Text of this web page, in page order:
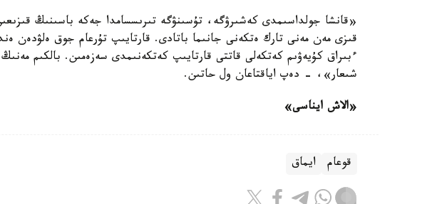
«قانشا جولداسىمدى كەشىرۋگە، تۇسىنۋگە تىرىسسامدا جەكە باسىنىڭ
قىزى مەن مەنى تارك ەتكەنى جانىما باتادى. قارتايىپ تۇرعام جوق ەلۋدەن
ءبىراق كۇيەۋىم كەتكەلى قاتتى قارتايىپ كەتكەنىمدى سەزەمىن. بالكىم
شىعار»، - دەپ اياقتاعان ول حاتىن.
«الاش ايناسى»
قوعام ايماق